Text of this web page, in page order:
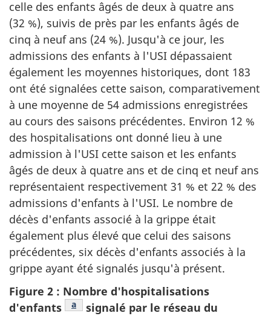
celle des enfants âgés de deux à quatre ans
(32 %), suivis de près par les enfants âgés de
cinq à neuf ans (24 %). Jusqu'à ce jour, les
admissions des enfants à l'USI dépassaient
également les moyennes historiques, dont 183
ont été signalées cette saison, comparativement
à une moyenne de 54 admissions enregistrées
au cours des saisons précédentes. Environ 12 %
des hospitalisations ont donné lieu à une
admission à l'USI cette saison et les enfants
âgés de deux à quatre ans et de cinq et neuf ans
représentaient respectivement 31 % et 22 % des
admissions d'enfants à l'USI. Le nombre de
décès d'enfants associé à la grippe était
également plus élevé que celui des saisons
précédentes, six décès d'enfants associés à la
grippe ayant été signalés jusqu'à présent.
Figure 2 : Nombre d'hospitalisations
d'enfants
Note de bas de page
a
signalé par le réseau du